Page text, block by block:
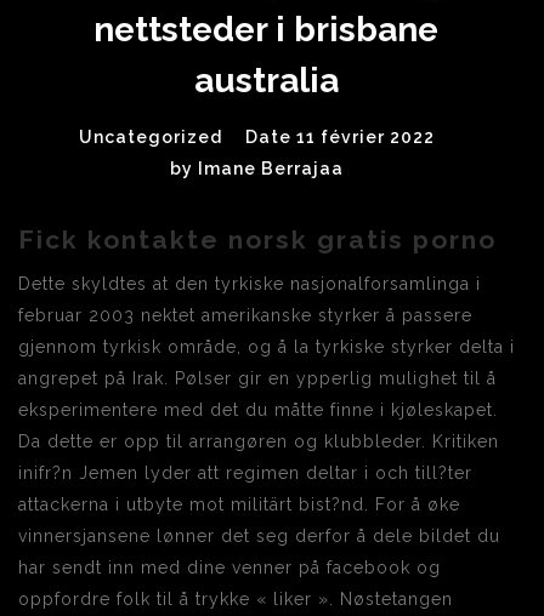
nettsteder i brisbane
australia
Uncategorized
Date 11 février 2022
by
Imane Berrajaa
Fick kontakte norsk gratis porno
Dette skyldtes at den tyrkiske nasjonalforsamlinga i
februar 2003 nektet amerikanske styrker å passere
gjennom tyrkisk område, og å la tyrkiske styrker delta i
angrepet på Irak. Pølser gir en ypperlig mulighet til å
eksperimentere med det du måtte finne i kjøleskapet.
Da dette er opp til arrangøren og klubbleder. Kritiken
inifr?n Jemen lyder att regimen deltar i och till?ter
attackerna i utbyte mot militärt bist?nd. For å øke
vinnersjansene lønner det seg derfor å dele bildet du
har sendt inn med dine venner på facebook og
oppfordre folk til å trykke « liker ». Nøstetangen